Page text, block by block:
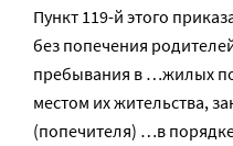
Пункт 119-й этого
без попечения
пребывания в …жилых
местом их жительства,
(попечителя) …в